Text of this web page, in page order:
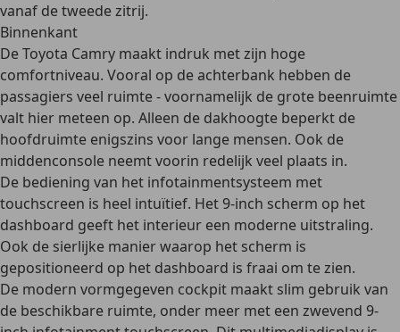
vanaf de tweede zitrij.
Binnenkant
De Toyota Camry maakt indruk met zijn hoge
comfortniveau. Vooral op de achterbank hebben de
passagiers veel ruimte - voornamelijk de grote beenruimte
valt hier meteen op. Alleen de dakhoogte beperkt de
hoofdruimte enigszins voor lange mensen. Ook de
middenconsole neemt voorin redelijk veel plaats in.
De bediening van het infotainmentsysteem met
touchscreen is heel intuïtief. Het 9-inch scherm op het
dashboard geeft het interieur een moderne uitstraling.
Ook de sierlijke manier waarop het scherm is
gepositioneerd op het dashboard is fraai om te zien.
De modern vormgegeven cockpit maakt slim gebruik van
de beschikbare ruimte, onder meer met een zwevend 9-